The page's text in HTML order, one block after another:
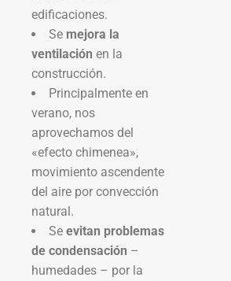
edificaciones.
Se mejora la
ventilación en la
construcción.
Principalmente en
verano, nos
aprovechamos del
«efecto chimenea»,
movimiento ascendente
del aire por convección
natural.
Se evitan problemas
de condensación –
humedades – por la